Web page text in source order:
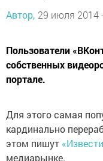
Автор, 29 июля 2014
Пользователи
собственных
портале.
Для этого самая
кардинально
этом пишут
медиарынке.